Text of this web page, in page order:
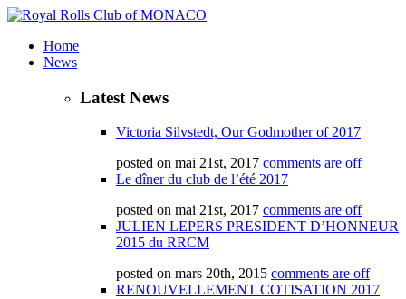
Home
News
Latest News
Victoria Silvstedt, Our Godmother of 2017
posted on mai 21st, 2017 comments are off
Le dîner du club de l’été 2017
posted on mai 21st, 2017 comments are off
JULIEN LEPERS PRESIDENT D’HONNEUR
2015 du RRCM
posted on mars 20th, 2015 comments are off
RENOUVELLEMENT COTISATION 2017